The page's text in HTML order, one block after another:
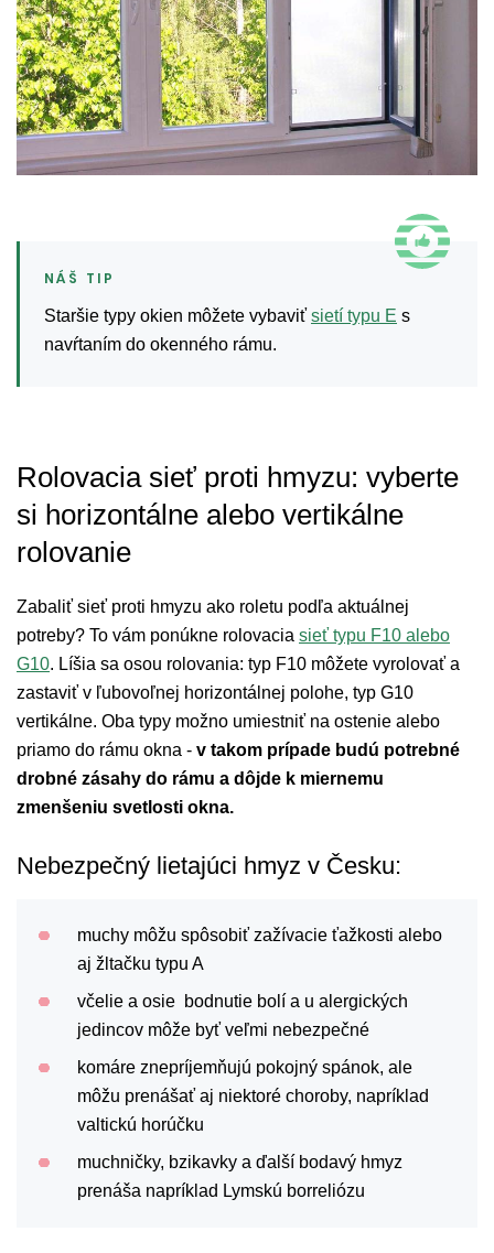
Staršie typy okien môžete vybaviť sietí typu E s
navŕtaním do okenného rámu.
Rolovacia sieť proti hmyzu: vyberte
si horizontálne alebo vertikálne
rolovanie
Zabaliť sieť proti hmyzu ako roletu podľa aktuálnej
potreby? To vám ponúkne rolovacia sieť typu F10 alebo
G10. Líšia sa osou rolovania: typ F10 môžete vyrolovať a
zastaviť v ľubovoľnej horizontálnej polohe, typ G10
vertikálne. Oba typy možno umiestniť na ostenie alebo
priamo do rámu okna - v takom prípade budú potrebné
drobné zásahy do rámu a dôjde k miernemu
zmenšeniu svetlosti okna.
Nebezpečný lietajúci hmyz v Česku:
muchy môžu spôsobiť zažívacie ťažkosti alebo
aj žltačku typu A
včelie a osie bodnutie bolí a u alergických
jedincov môže byť veľmi nebezpečné
komáre znepríjemňujú pokojný spánok, ale
môžu prenášať aj niektoré choroby, napríklad
valtickú horúčku
muchničky, bzikavky a ďalší bodavý hmyz
prenáša napríklad Lymskú borreliózu